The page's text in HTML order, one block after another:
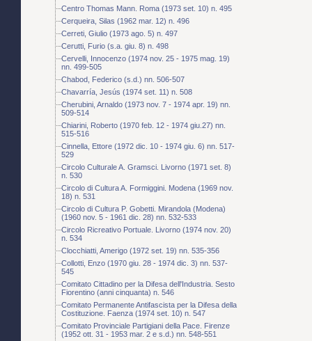
Centro Thomas Mann. Roma (1973 set. 10) n. 495
Cerqueira, Silas (1962 mar. 12) n. 496
Cerreti, Giulio (1973 ago. 5) n. 497
Cerutti, Furio (s.a. giu. 8) n. 498
Cervelli, Innocenzo (1974 nov. 25 - 1975 mag. 19)
nn. 499-505
Chabod, Federico (s.d.) nn. 506-507
Chavarría, Jesús (1974 set. 11) n. 508
Cherubini, Arnaldo (1973 nov. 7 - 1974 apr. 19) nn.
509-514
Chiarini, Roberto (1970 feb. 12 - 1974 giu.27) nn.
515-516
Cinnella, Ettore (1972 dic. 10 - 1974 giu. 6) nn. 517-
529
Circolo Culturale A. Gramsci. Livorno (1971 set. 8)
n. 530
Circolo di Cultura A. Formiggini. Modena (1969 nov.
18) n. 531
Circolo di Cultura P. Gobetti. Mirandola (Modena)
(1960 nov. 5 - 1961 dic. 28) nn. 532-533
Circolo Ricreativo Portuale. Livorno (1974 nov. 20)
n. 534
Clocchiatti, Amerigo (1972 set. 19) nn. 535-356
Collotti, Enzo (1970 giu. 28 - 1974 dic. 3) nn. 537-
545
Comitato Cittadino per la Difesa dell'Industria. Sesto
Fiorentino (anni cinquanta) n. 546
Comitato Permanente Antifascista per la Difesa della
Costituzione. Faenza (1974 set. 10) n. 547
Comitato Provinciale Partigiani della Pace. Firenze
(1952 ott. 31 - 1953 mar. 2 e s.d.) nn. 548-551